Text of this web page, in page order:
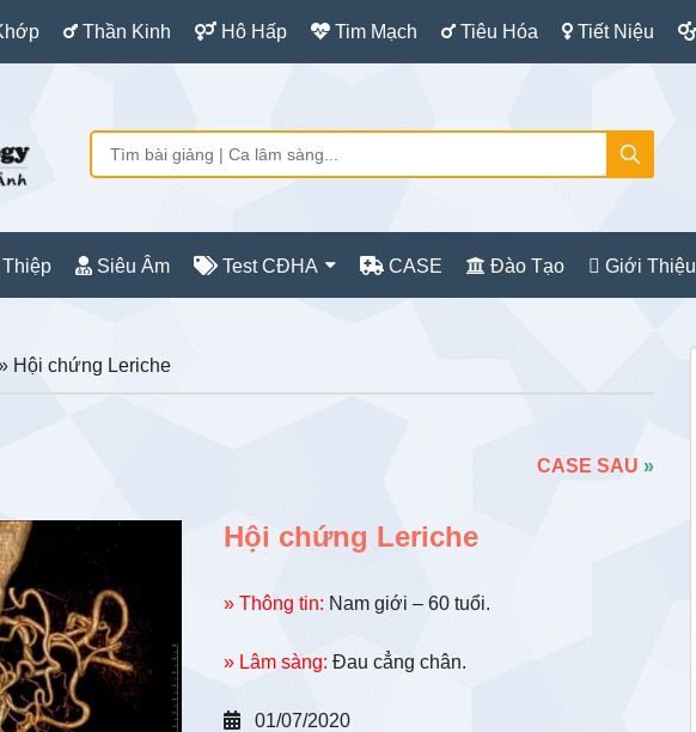
Thần Kinh Hô Hấp Tim Mạch Tiêu Hóa Tiết Niệu
Siêu Âm Test CĐHA CASE Đào Tạo Giới Thiệu
Hội chứng Leriche
CASE SAU »
Hội chứng Leriche
» Thông tin: Nam giới – 60 tuổi.
» Lâm sàng: Đau cẳng chân.
01/07/2020